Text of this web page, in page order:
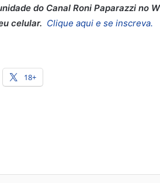
do Canal Roni Paparazzi no
celular. Clique aqui e se inscreva.
18+